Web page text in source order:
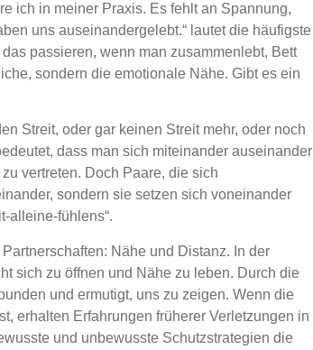
ich in meiner Praxis. Es fehlt an Spannung,
uns auseinandergelebt.“ lautet die häufigste
passieren, wenn man zusammenlebt, Bett
sondern die emotionale Nähe. Gibt es ein
Streit, oder gar keinen Streit mehr, oder noch
dass man sich miteinander auseinander
vertreten. Doch Paare, die sich
sondern sie setzen sich voneinander
alleine-fühlens“.
Nähe und Distanz. In der
sich zu öffnen und Nähe zu leben. Durch die
und ermutigt, uns zu zeigen. Wenn die
erhalten Erfahrungen früherer Verletzungen in
und unbewusste Schutzstrategien die